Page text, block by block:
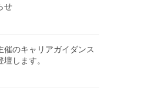
せ
催のキャリアガイダンス
します。